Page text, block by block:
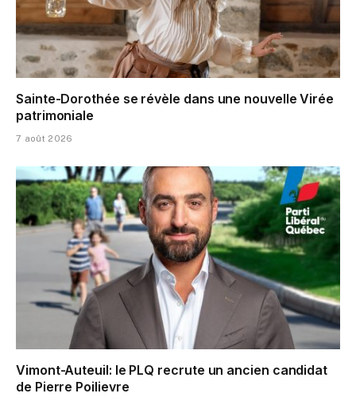
Sainte-Dorothée se révèle dans une nouvelle Virée
patrimoniale
7 août 2026
Vimont-Auteuil: le PLQ recrute un ancien candidat
de Pierre Poilievre